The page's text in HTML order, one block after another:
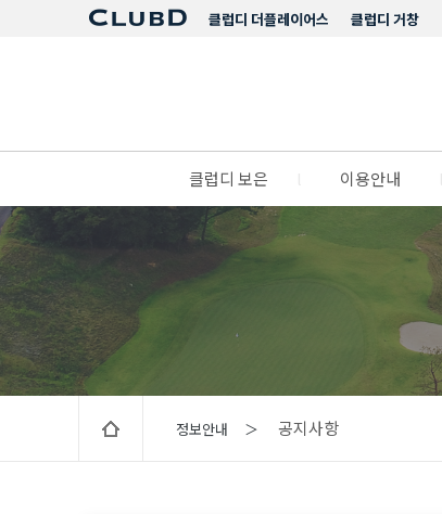
클럽디 거창
클럽디 더플레이어스
클럽디 보은 이용안내
정보안내 ＞ 공지사항